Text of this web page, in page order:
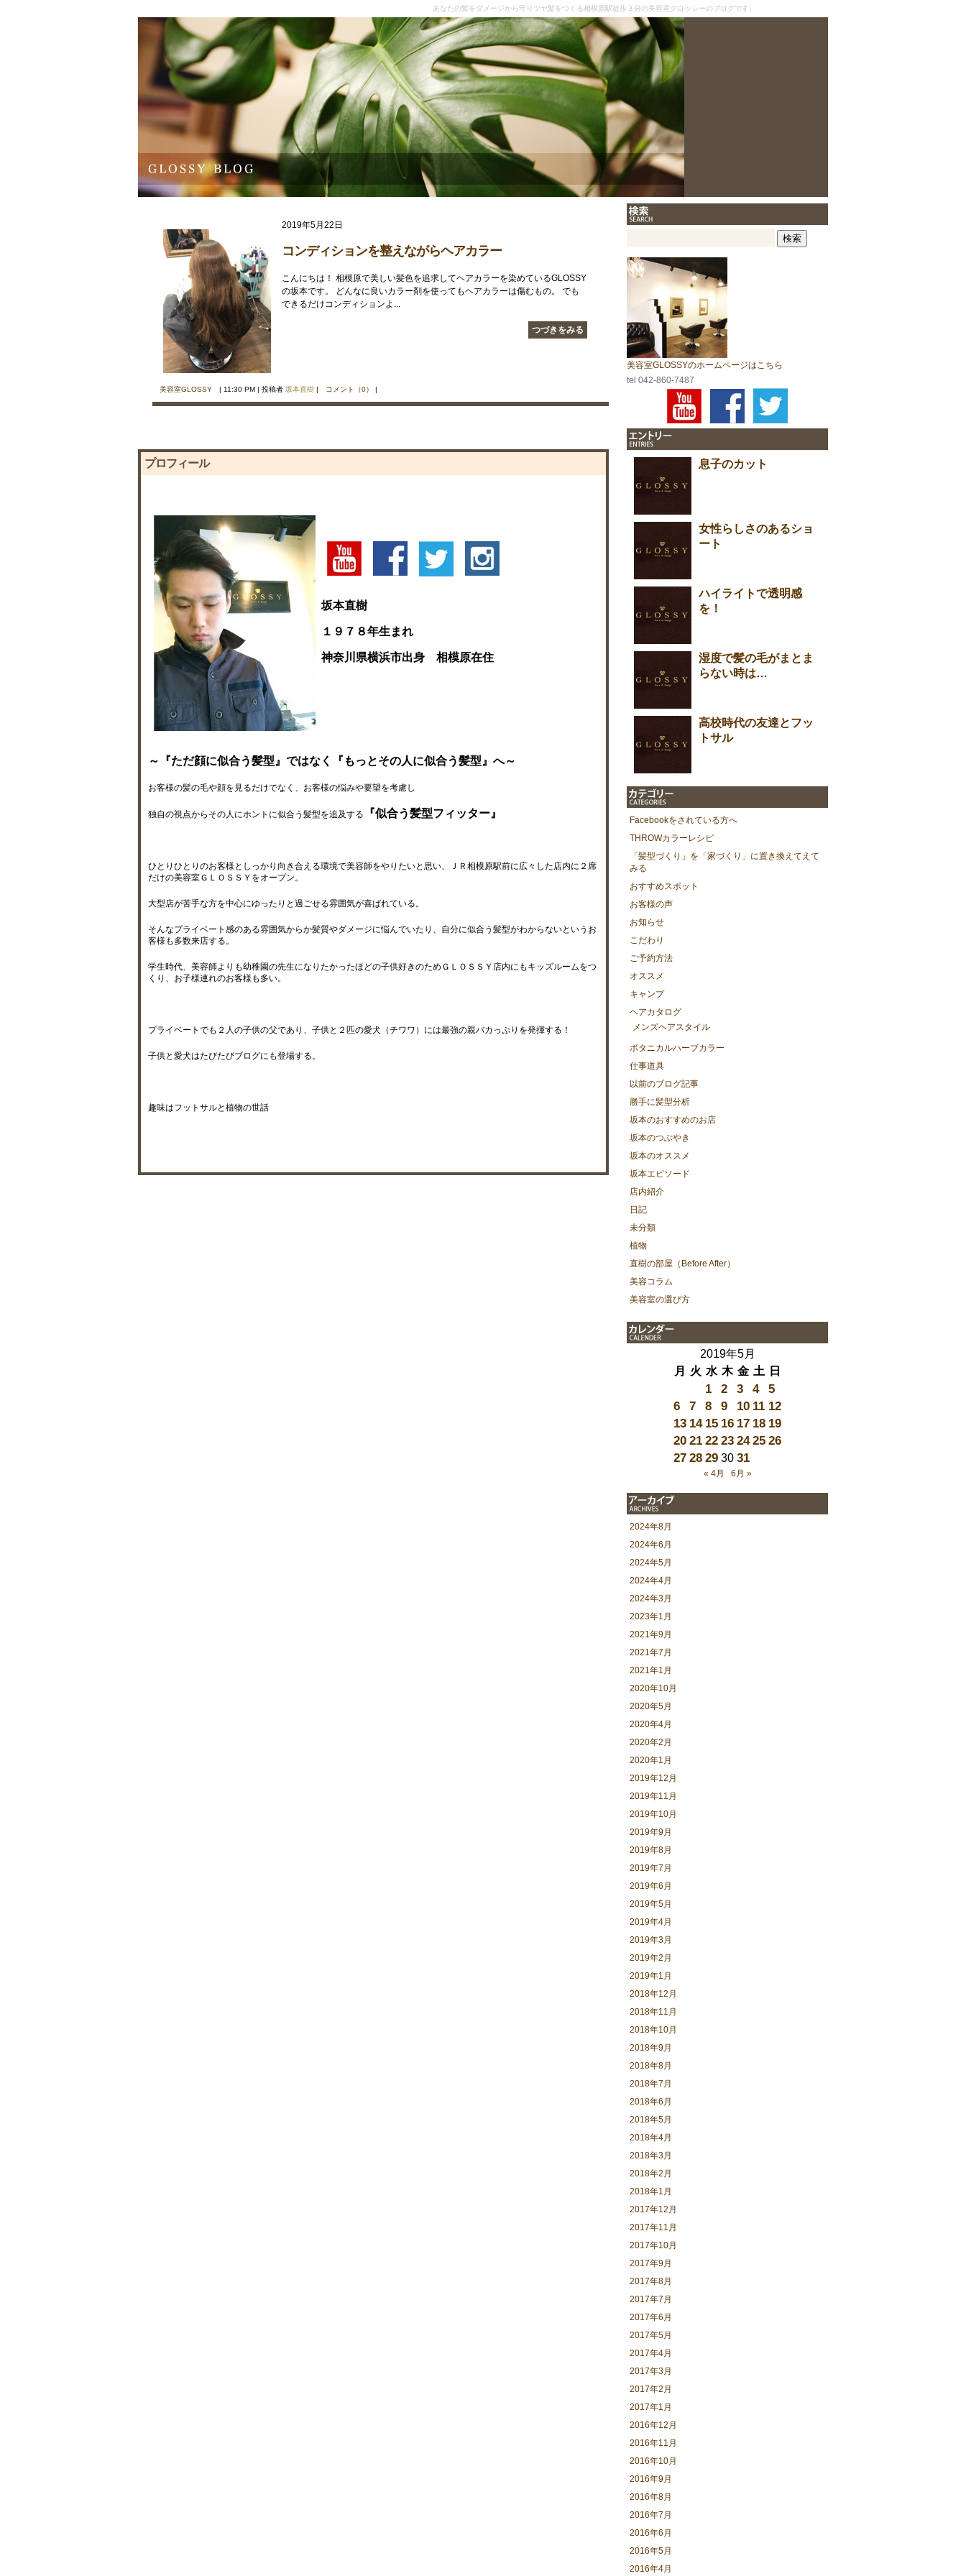
あなたの髪をダメージから守りツヤ髪をつくる相模原駅徒歩３分の美容室グロッシーのブログです。
2019年5月22日
コンディションを整えながらヘアカラー
こんにちは！ 相模原で美しい髪色を追求してヘアカラーを染めているGLOSSY
の坂本です。 どんなに良いカラー剤を使ってもヘアカラーは傷むもの。 でも
できるだけコンディションよ...
つづきをみる
美容室GLOSSY | 11:30 PM | 投稿者 坂本直樹 | コメント（0） |
プロフィール
坂本直樹
１９７８年生まれ
神奈川県横浜市出身 相模原在住
～『ただ顔に似合う髪型』ではなく『もっとその人に似合う髪型』へ～
お客様の髪の毛や顔を見るだけでなく、お客様の悩みや要望を考慮し
独自の視点からその人にホントに似合う髪型を追及する 『似合う髪型フィッター』
ひとりひとりのお客様としっかり向き合える環境で美容師をやりたいと思い、ＪＲ相模原駅前に広々した店内に２席
だけの美容室ＧＬＯＳＳＹをオープン。
大型店が苦手な方を中心にゆったりと過ごせる雰囲気が喜ばれている。
そんなプライベート感のある雰囲気からか髪質やダメージに悩んでいたり、自分に似合う髪型がわからないというお
客様も多数来店する。
学生時代、美容師よりも幼稚園の先生になりたかったほどの子供好きのためＧＬＯＳＳＹ店内にもキッズルームをつ
くり、お子様連れのお客様も多い。
プライベートでも２人の子供の父であり、子供と２匹の愛犬（チワワ）には最強の親バカっぷりを発揮する！
子供と愛犬はたびたびブログにも登場する。
趣味はフットサルと植物の世話
美容室GLOSSYのホームページはこちら
tel 042-860-7487
息子のカット
女性らしさのあるショ
ート
ハイライトで透明感
を！
湿度で髪の毛がまとま
らない時は…
高校時代の友達とフッ
トサル
Facebookをされている方へ
THROWカラーレシピ
「髪型づくり」を「家づくり」に置き換えてえて
みる
おすすめスポット
お客様の声
お知らせ
こだわり
ご予約方法
オススメ
キャンプ
ヘアカタログ
メンズヘアスタイル
ボタニカルハーブカラー
仕事道具
以前のブログ記事
勝手に髪型分析
坂本のおすすめのお店
坂本のつぶやき
坂本のオススメ
坂本エピソード
店内紹介
日記
未分類
植物
直樹の部屋（Before After）
美容コラム
美容室の選び方
2019年5月
月
火 水 木 金 土 日
1 2 3 4
5
6
7 8 9 10 11 12
13 14 15 16 17 18 19
20 21 22 23 24 25 26
27 28 29 30 31
« 4月 6月 »
2024年8月
2024年6月
2024年5月
2024年4月
2024年3月
2023年1月
2021年9月
2021年7月
2021年1月
2020年10月
2020年5月
2020年4月
2020年2月
2020年1月
2019年12月
2019年11月
2019年10月
2019年9月
2019年8月
2019年7月
2019年6月
2019年5月
2019年4月
2019年3月
2019年2月
2019年1月
2018年12月
2018年11月
2018年10月
2018年9月
2018年8月
2018年7月
2018年6月
2018年5月
2018年4月
2018年3月
2018年2月
2018年1月
2017年12月
2017年11月
2017年10月
2017年9月
2017年8月
2017年7月
2017年6月
2017年5月
2017年4月
2017年3月
2017年2月
2017年1月
2016年12月
2016年11月
2016年10月
2016年9月
2016年8月
2016年7月
2016年6月
2016年5月
2016年4月